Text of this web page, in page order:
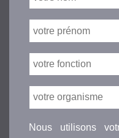
Nous utilisons